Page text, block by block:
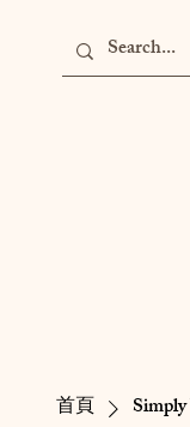
首頁